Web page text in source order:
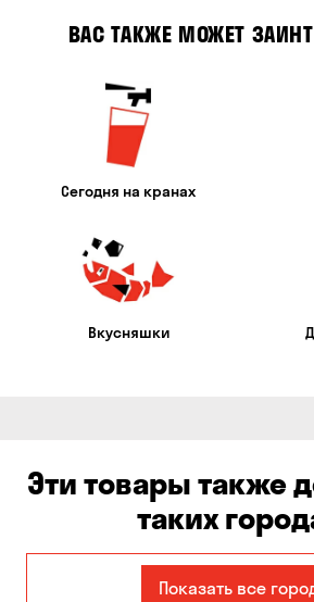
ВАС ТАКЖЕ МОЖЕТ
Сегодня на кранах
Вкусняшки
Эти товары также
таких
АлександровкаПоказать все